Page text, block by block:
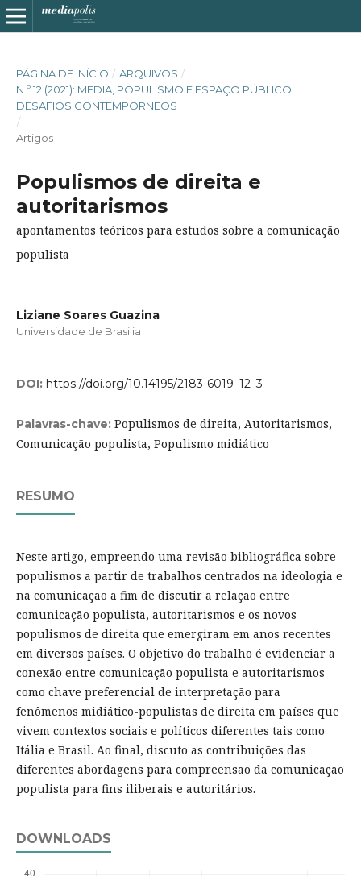
PÁGINA DE INÍCIO / ARQUIVOS /
N.º 12 (2021): MEDIA, POPULISMO E ESPAÇO PÚBLICO:
DESAFIOS CONTEMPORNEOS
/
Artigos
Populismos de direita e
autoritarismos
apontamentos teóricos para estudos sobre a comunicação
populista
Liziane Soares Guazina
Universidade de Brasilia
DOI: https://doi.org/10.14195/2183-6019_12_3
Palavras-chave: Populismos de direita, Autoritarismos,
Comunicação populista, Populismo midiático
RESUMO
Neste artigo, empreendo uma revisão bibliográfica sobre
populismos a partir de trabalhos centrados na ideologia e
na comunicação a fim de discutir a relação entre
comunicação populista, autoritarismos e os novos
populismos de direita que emergiram em anos recentes
em diversos países. O objetivo do trabalho é evidenciar a
conexão entre comunicação populista e autoritarismos
como chave preferencial de interpretação para
fenômenos midiático-populistas de direita em países que
vivem contextos sociais e políticos diferentes tais como
Itália e Brasil. Ao final, discuto as contribuições das
diferentes abordagens para compreensão da comunicação
populista para fins iliberais e autoritários.
DOWNLOADS